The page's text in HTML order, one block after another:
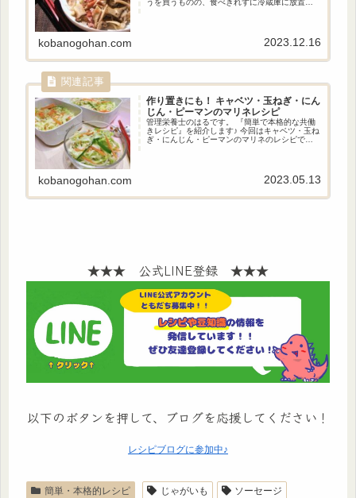
うを買うものの、食べきれずに冷蔵庫に放置し
れてエリンギやしめじとよく合います。 また、
らっきょうやきのこには食物繊維が含まれてい
kobanogohan.com 2023.12.16
作り置きにも！
キャベツ・玉ねぎ・にん
じん・ピーマンのマリネレシピ
管理栄養士のはるです。 『簡単で本格的な共働
きレシピ』を紹介します♪ 今回はキャベツ・玉ね
ぎ・にんじん・ピーマンのマリネのレシピで
ズを入れるとコールスローに早変わりします！
kobanogohan.com 2023.05.13
★★★ 公式LINE登録 ★★★
以下のボタンを押して、ブログを応援してください！
レシピブログに参加中♪
簡単・本格的レシピ じゃがいも
ソーセージ